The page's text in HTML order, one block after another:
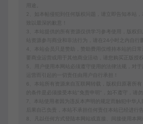
2、如本帖侵犯到任何版权问题，请立即告知本站，
致以最深的歉意！
3、本站提供的所有资源仅供学习参考使用，版权归
站资源参与商业和非法行为，请在24小时之内自行
4、本站会员只是赞助，赞助费用仅维持本站的日常
要商业运营或用于其他商业活动，请您购买正版授
5、用户使用本网站必须遵守使用的法律法规，对于
6、本站所有资源来自互联网转载，版权归原著所有
的条件是必须接受本站“免责申明”，如不遵守，请
7、本站使用者因为违反本声明的规定而触犯中华人
后果自己负责，本站不承担任何责任本站已经进行
8、凡以任何方式登陆本网站或直接、间接使用本网